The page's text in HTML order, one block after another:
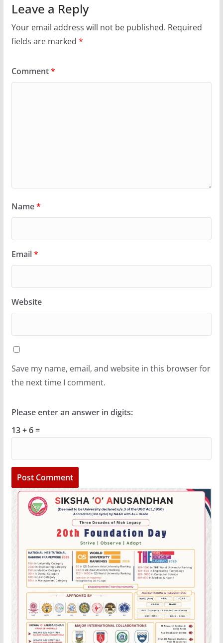
Leave a Reply
Your email address will not be published. Required
fields are marked *
Comment*
Name*
Email*
Website
Save my name, email, and website in this browser for
the next time I comment.
Please enter an answer in digits:
13 + 6 =